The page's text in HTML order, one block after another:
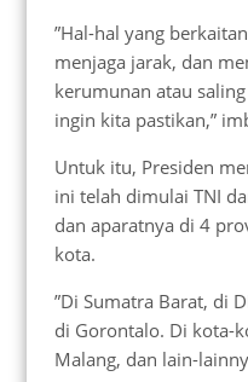
”Hal-hal yang
menjaga jarak, dan
kerumunan atau
ingin kita pastikan,”
Untuk itu, Presiden
ini telah dimulai TNI
dan aparatnya di 4
kota.
”Di Sumatra Barat, di
di Gorontalo. Di kota-
Malang, dan lain-